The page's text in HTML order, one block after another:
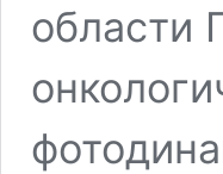
области